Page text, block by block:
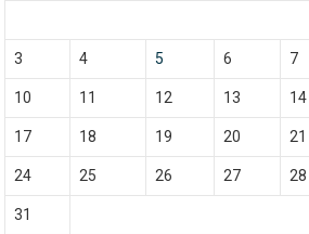
3 4 5 6 7
10 11 12 13 14
17 18 19 20 21
24 25 26 27 28
31